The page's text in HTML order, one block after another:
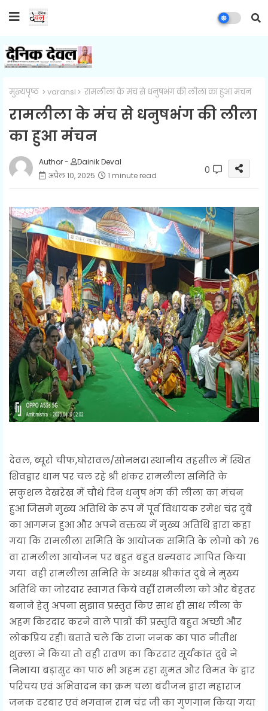
मुख्यपृष्ठ varansi रामलीला के मंच से धनुषभंग की लीला का हुआ मंचन
रामलीला के मंच से धनुषभंग की लीला
का हुआ मंचन
Author -
Dainik Deval
अप्रैल 10, 2025
1 minute read 0
देवल, ब्यूरो चीफ,घोरावल/सोनभद्र। स्थानीय तहसील में स्थित
शिवद्वार धाम पर चल रहे श्री शंकर रामलीला समिति के
सकुशल देखरेख में चौथे दिन धनुष भंग की लीला का मंचन
हुआ जिसमे मुख्य अतिथि के रूप में पूर्व विधायक रमेश चंद्र दुबे
का आगमन हुआ और अपने वक्तव्य में मुख्य अतिथि द्वारा कहा
गया कि रामलीला समिति के आयोजक समिति के लोगो को 76
वा रामलीला आयोजन पर बहुत बहुत धन्यवाद ज्ञापित किया
गया वही रामलीला समिति के अध्यक्ष श्रीकांत दुबे ने मुख्य
अतिथि का जोरदार स्वागत किये वहीं रामलीला को और बेहतर
बनाने हेतु अपना सुझाव प्रस्तुत किए साथ ही साथ लीला के
अहम किरदार करने वाले पात्रों की प्रस्तुति बहुत अच्छी और
लोकप्रिय रही। बताते चले कि राजा जनक का पाठ नीतीश
शुक्ला ने किया तो वही रावण का किरदार सूर्यकांत दुबे ने
निभाया बड़ासुर का पाठ भी अहम रहा सुमत और विमत के द्वार
परिचय एवं अभिवादन का क्रम चला बंदीजन द्वारा महाराज
जनक दरबार एवं भगवान राम चंद्र जी का गुणगान किया गया